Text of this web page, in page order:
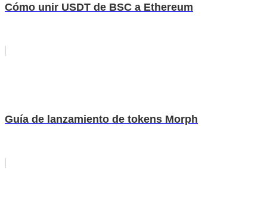
Cómo unir USDT de BSC a Ethereum
Guía de lanzamiento de tokens Morph